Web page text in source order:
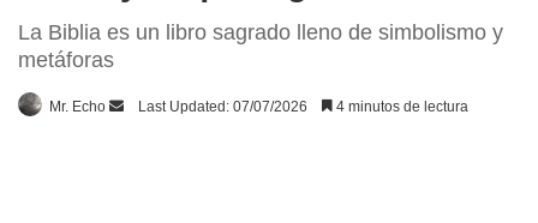
La Biblia es un libro sagrado lleno de simbolismo y
metáforas
Mr. Echo
SendLast Updated: 07/07/2026 4 minutos de lectura